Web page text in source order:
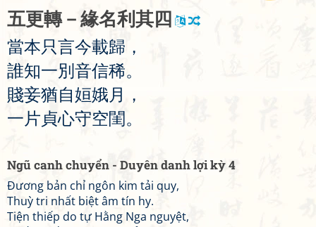
五更轉－ 緣名利 其 四
當本只言今載歸 ，
誰知一別 音信稀。
賤妾猶自姮娥 月
，
一片 貞心守空閨。
Ngũ canh chuyển - Duyên danh lợi kỳ 4
Đương bản chỉ ngôn kim tải quy,
Thuỳ tri nhất biệt âm tín hy.
Tiện thiếp do tự Hằng Nga nguyệt,